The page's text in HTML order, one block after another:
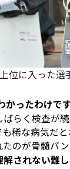
位に入った選
かったわけです
ばらく検査
稀な病気だ
のが骨髄バン
解されない